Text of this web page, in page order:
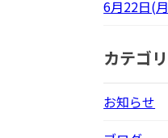
6月22日(
カテゴ
お知らせ